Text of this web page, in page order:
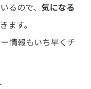
るので、 気になる
ます。
情報もいち早くチ